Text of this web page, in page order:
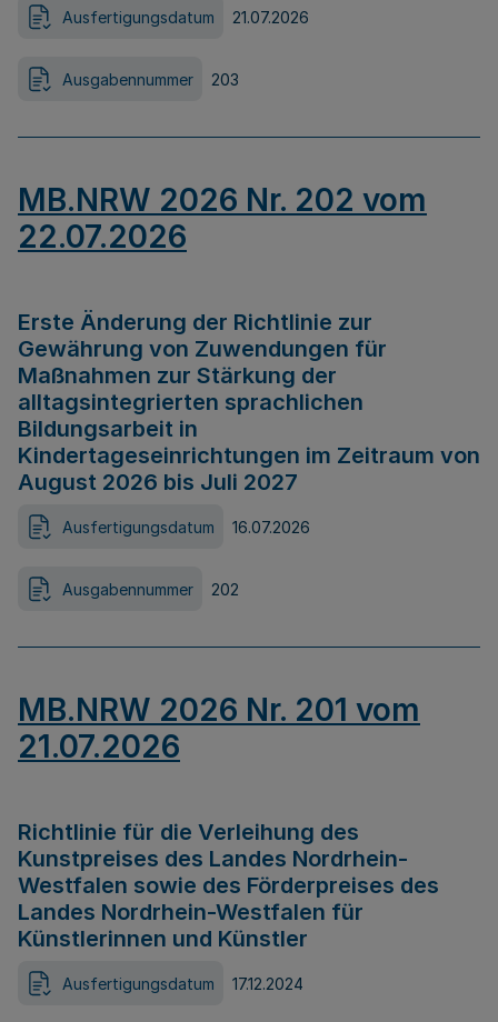
Ausfertigungsdatum 21.07.2026
Ausgabennummer 203
MB.NRW 2026 Nr. 202 vom
22.07.2026
Erste Änderung der Richtlinie zur
Gewährung von Zuwendungen für
Maßnahmen zur Stärkung der
alltagsintegrierten sprachlichen
Bildungsarbeit in
Kindertageseinrichtungen im Zeitraum von
August 2026 bis Juli 2027
Ausfertigungsdatum 16.07.2026
Ausgabennummer 202
MB.NRW 2026 Nr. 201 vom
21.07.2026
Richtlinie für die Verleihung des
Kunstpreises des Landes Nordrhein-
Westfalen sowie des Förderpreises des
Landes Nordrhein-Westfalen für
Künstlerinnen und Künstler
Ausfertigungsdatum 17.12.2024